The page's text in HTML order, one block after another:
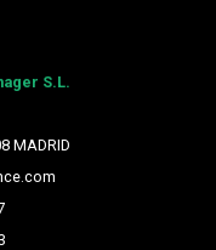
S.L.
MADRID